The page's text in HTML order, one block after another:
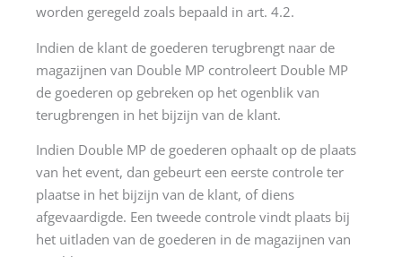
worden geregeld zoals bepaald in art. 4.2.
Indien de klant de goederen terugbrengt naar de
magazijnen van Double MP controleert Double MP
de goederen op gebreken op het ogenblik van
terugbrengen in het bijzijn van de klant.
Indien Double MP de goederen ophaalt op de plaats
van het event, dan gebeurt een eerste controle ter
plaatse in het bijzijn van de klant, of diens
afgevaardigde. Een tweede controle vindt plaats bij
het uitladen van de goederen in de magazijnen van